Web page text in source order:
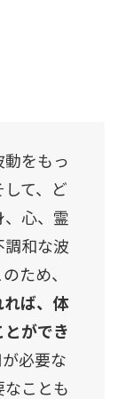
動をもっ
て、ど
心、霊
和な波
ため、
ば、体
ができ
必要な
ことも